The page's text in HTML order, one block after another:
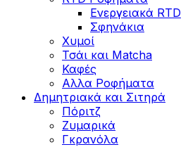
Ενεργειακά RTD
Σφηνάκια
Χυμοί
Τσάι και Matcha
Καφές
Αλλα Ροφήματα
Δημητριακά και Σιτηρά
Πόριτζ
Ζυμαρικά
Γκρανόλα